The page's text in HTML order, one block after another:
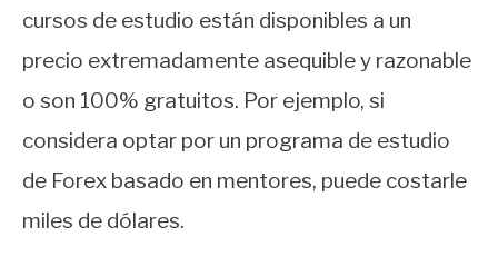
cursos de estudio están disponibles a un
precio extremadamente asequible y razonable
o son 100% gratuitos. Por ejemplo, si
considera optar por un programa de estudio
de Forex basado en mentores, puede costarle
miles de dólares.